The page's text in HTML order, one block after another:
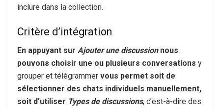
inclure dans la collection.
Critère d’intégration
En appuyant sur Ajouter une discussionnous
pouvons choisir une ou plusieurs conversations y
grouper et télégrammer vous permet soit de
sélectionner des chats individuels manuellement,
soit d’utiliser Types de discussions, c’est-à-dire des